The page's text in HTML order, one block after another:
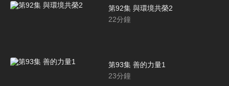
第92集 與環境共榮2
22分鐘
第93集 善的力量1
23分鐘